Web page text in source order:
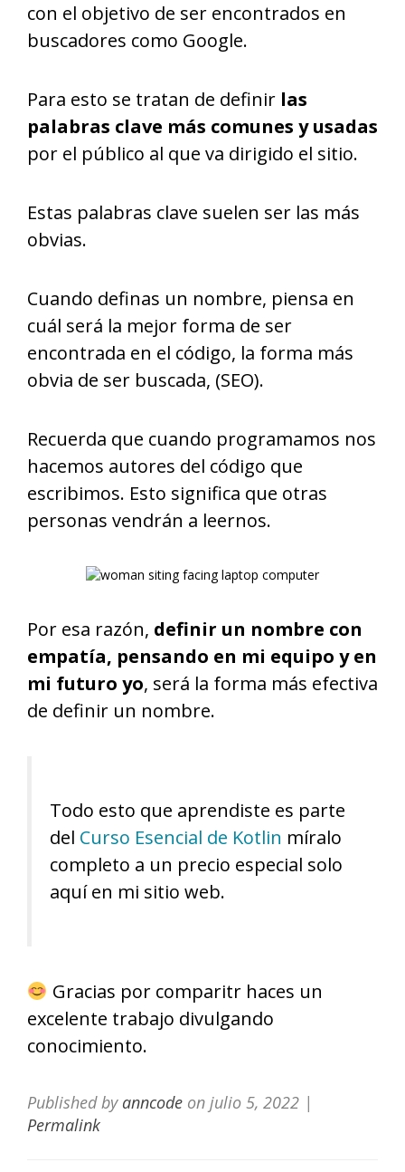
con el objetivo de ser encontrados en
buscadores como Google.
Para esto se tratan de definir las
palabras clave más comunes y usadas
por el público al que va dirigido el sitio.
Estas palabras clave suelen ser las más
obvias.
Cuando definas un nombre, piensa en
cuál será la mejor forma de ser
encontrada en el código, la forma más
obvia de ser buscada, (SEO).
Recuerda que cuando programamos nos
hacemos autores del código que
escribimos. Esto significa que otras
personas vendrán a leernos.
Por esa razón, definir un nombre con
empatía, pensando en mi equipo y en
mi futuro yo, será la forma más efectiva
de definir un nombre.
Todo esto que aprendiste es parte
del Curso Esencial de Kotlin míralo
completo a un precio especial solo
aquí en mi sitio web.
Gracias por comparitr haces un
excelente trabajo divulgando
conocimiento.
Published by anncode on julio 5, 2022 |
Permalink